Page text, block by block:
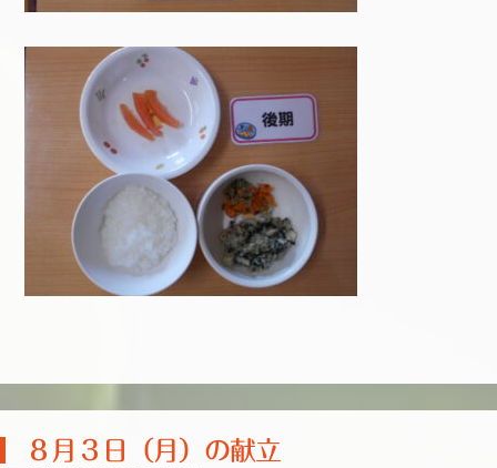
８月３日（月）の献立